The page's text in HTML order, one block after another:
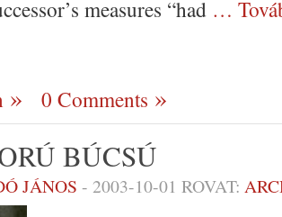
measures “had …
0 Comments
BÚCSÚ
JÁNOS - 2003-10-01 ROVAT: